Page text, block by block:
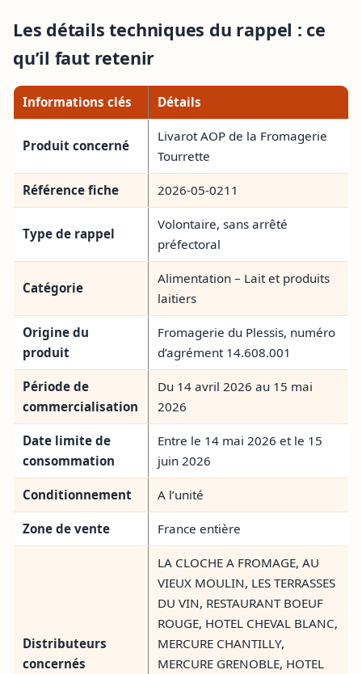
Les détails techniques du rappel : ce
qu’il faut retenir
Informations clés Détails
Produit concerné
Livarot AOP de la Fromagerie
Tourrette
Référence fiche 2026-05-0211
Type de rappel
Volontaire, sans arrêté
préfectoral
Catégorie
Alimentation – Lait et produits
laitiers
Origine du
produit
Fromagerie du Plessis, numéro
d’agrément 14.608.001
Période de
commercialisation
Du 14 avril 2026 au 15 mai
2026
Date limite de
consommation
Entre le 14 mai 2026 et le 15
juin 2026
Conditionnement A l’unité
Zone de vente France entière
Distributeurs
concernés
LA CLOCHE A FROMAGE, AU
VIEUX MOULIN, LES TERRASSES
DU VIN, RESTAURANT BOEUF
ROUGE, HOTEL CHEVAL BLANC,
MERCURE CHANTILLY,
MERCURE GRENOBLE, HOTEL